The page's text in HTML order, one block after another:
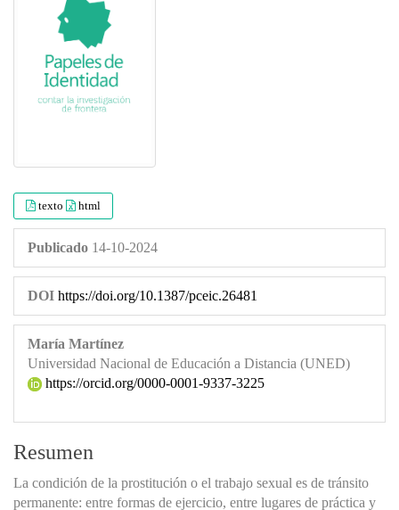
texto html
Publicado 14-10-2024
DOI https://doi.org/10.1387/pceic.26481
María Martínez
Universidad Nacional de Educación a Distancia (UNED)
https://orcid.org/0000-0001-9337-3225
Resumen
La condición de la prostitución o el trabajo sexual es de tránsito
permanente: entre formas de ejercicio, entre lugares de práctica y